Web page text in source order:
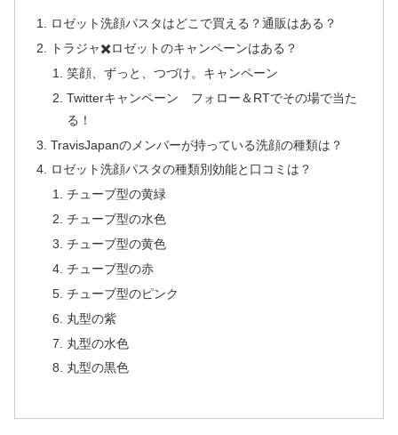
ロゼット洗顔パスタはどこで買える？通販はある？
トラジャ✖️ロゼットのキャンペーンはある？
笑顔、ずっと、つづけ。キャンペーン
Twitterキャンペーン フォロー＆RTでその場で当た
る！
TravisJapanのメンバーが持っている洗顔の種類は？
ロゼット洗顔パスタの種類別効能と口コミは？
チューブ型の黄緑
チューブ型の水色
チューブ型の黄色
チューブ型の赤
チューブ型のピンク
丸型の紫
丸型の水色
丸型の黒色